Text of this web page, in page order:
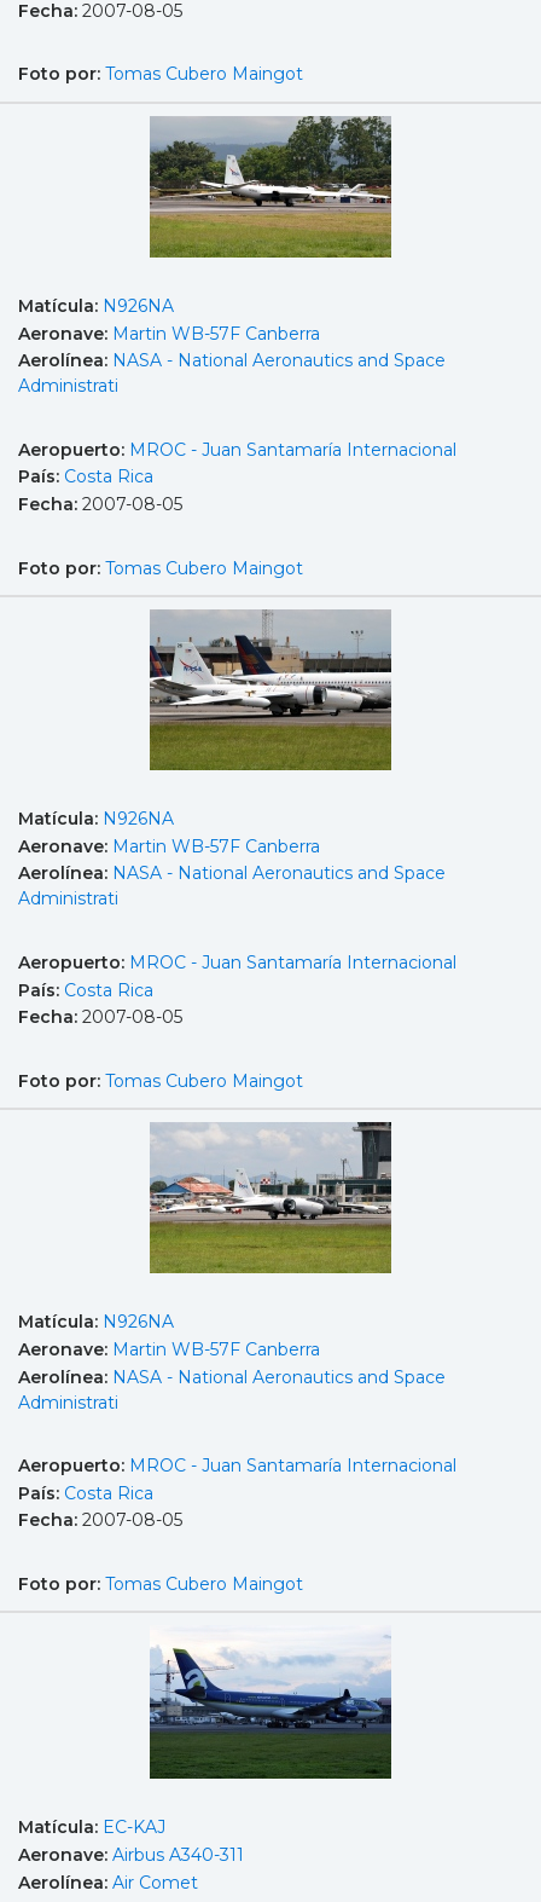
Fecha: 2007-08-05
Foto por: Tomas Cubero Maingot
Matícula: N926NA
Aeronave: Martin WB-57F Canberra
Aerolínea: NASA - National Aeronautics and Space
Administrati
Aeropuerto: MROC - Juan Santamaría Internacional
País: Costa Rica
Fecha: 2007-08-05
Foto por: Tomas Cubero Maingot
Matícula: N926NA
Aeronave: Martin WB-57F Canberra
Aerolínea: NASA - National Aeronautics and Space
Administrati
Aeropuerto: MROC - Juan Santamaría Internacional
País: Costa Rica
Fecha: 2007-08-05
Foto por: Tomas Cubero Maingot
Matícula: N926NA
Aeronave: Martin WB-57F Canberra
Aerolínea: NASA - National Aeronautics and Space
Administrati
Aeropuerto: MROC - Juan Santamaría Internacional
País: Costa Rica
Fecha: 2007-08-05
Foto por: Tomas Cubero Maingot
Matícula: EC-KAJ
Aeronave: Airbus A340-311
Aerolínea: Air Comet